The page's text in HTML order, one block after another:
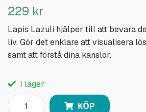
229 kr
Lapis Lazuli hjälper till att bevara
liv. Gör det enklare att visualisera
samt att förstå dina känslor.
I lager
KÖP